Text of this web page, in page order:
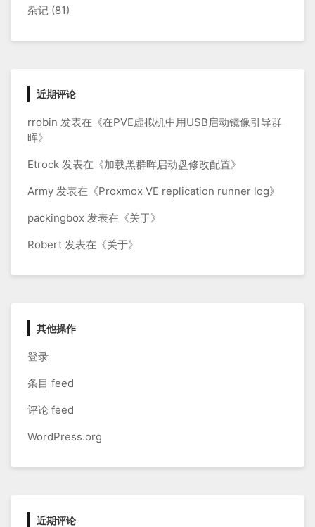
杂记 (81)
近期评论
rrobin 发表在《在PVE虚拟机中用USB启动镜像引导群
晖》
Etrock 发表在《加载黑群晖启动盘修改配置》
Army 发表在《Proxmox VE replication runner log》
packingbox 发表在《关于》
Robert 发表在《关于》
其他操作
登录
条目 feed
评论 feed
WordPress.org
近期评论